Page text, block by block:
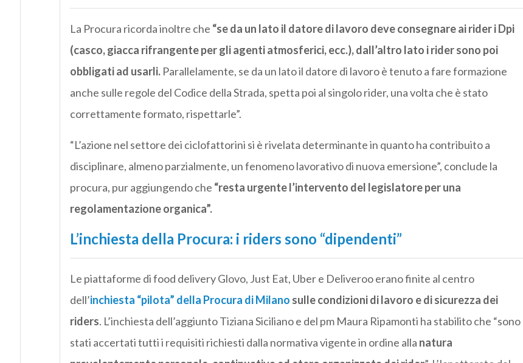
La Procura ricorda inoltre che “se da un lato il datore di lavoro deve consegnare ai rider i Dpi
(casco, giacca rifrangente per gli agenti atmosferici, ecc.), dall’altro lato i rider sono poi
obbligati ad usarli.Parallelamente, se da un lato il datore di lavoro è tenuto a fare formazione
anche sulle regole del Codice della Strada, spetta poi al singolo rider, una volta che è stato
correttamente formato, rispettarle”.
“L’azione nel settore dei ciclofattorini si è rivelata determinante in quanto ha contribuito a
disciplinare, almeno parzialmente, un fenomeno lavorativo di nuova emersione”, conclude la
procura, pur aggiungendo che “resta urgente l’intervento del legislatore per una
regolamentazione organica”.
L’inchiesta della Procura: i riders sono “dipendenti”
Le piattaforme di food delivery Glovo, Just Eat, Uber e Deliveroo erano finite al centro
dell’inchiesta “pilota” della Procura di Milano sulle condizioni di lavoro e di sicurezza dei
riders. L’inchiesta dell’aggiunto Tiziana Siciliano e del pm Maura Ripamonti ha stabilito che “sono
stati accertati tutti i requisiti richiesti dalla normativa vigente in ordine alla natura